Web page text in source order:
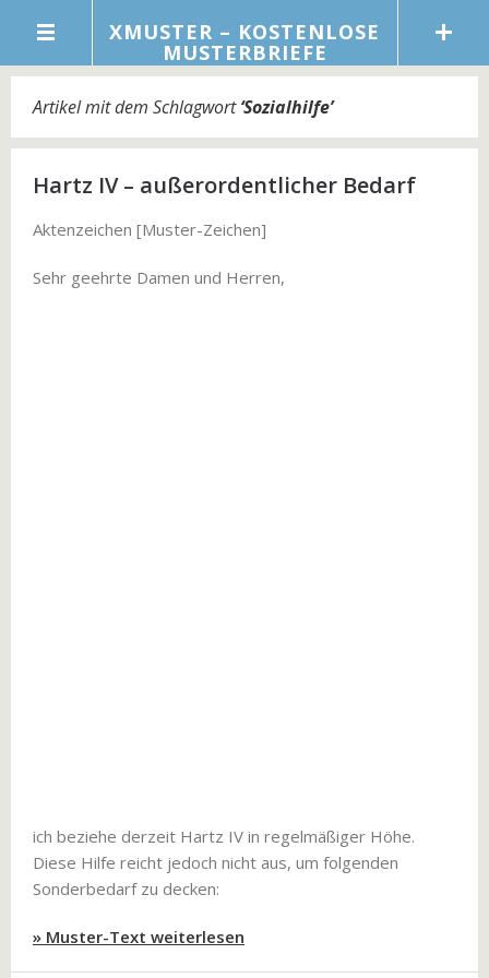
XMUSTER – KOSTENLOSE
MUSTERBRIEFE
Artikel mit dem Schlagwort‘Sozialhilfe’
Hartz IV – außerordentlicher Bedarf
Aktenzeichen [Muster-Zeichen]
Sehr geehrte Damen und Herren,
ich beziehe derzeit Hartz IV in regelmäßiger Höhe.
Diese Hilfe reicht jedoch nicht aus, um folgenden
Sonderbedarf zu decken:
» Muster-Text weiterlesen